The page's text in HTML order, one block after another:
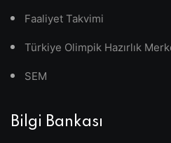
Faaliyet Takvimi
Türkiye Olimpik Hazırlık
SEM
Bilgi Bankası